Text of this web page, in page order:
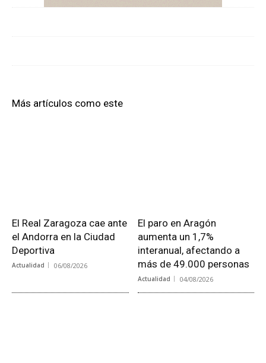
Más artículos como este
El Real Zaragoza cae ante
el Andorra en la Ciudad
Deportiva
Actualidad 06/08/2026
El paro en Aragón
aumenta un 1,7%
interanual, afectando a
más de 49.000 personas
Actualidad 04/08/2026